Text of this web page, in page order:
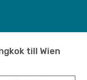
till Wien